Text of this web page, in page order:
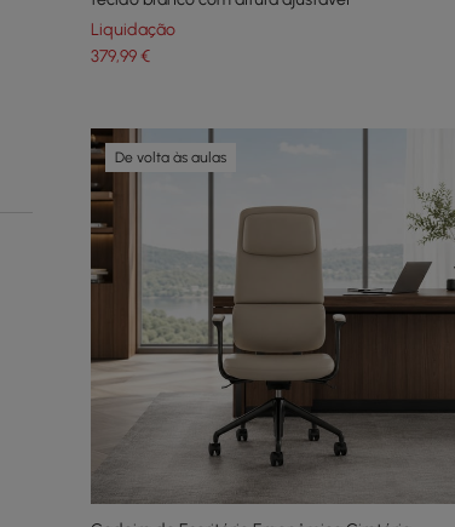
Liquidação
379,99€
De volta às aulas